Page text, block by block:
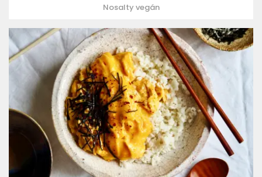
Nosalty vegán